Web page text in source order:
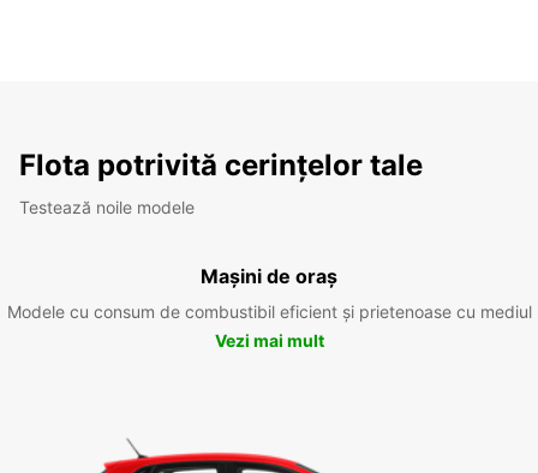
Flota potrivită cerințelor tale
Testează noile modele
Mașini de oraș
Modele cu consum de combustibil eficient și prietenoase cu mediul
Vezi mai mult